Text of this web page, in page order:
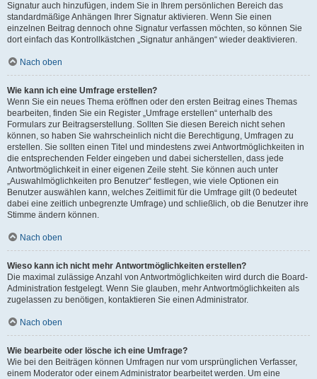
Signatur auch hinzufügen, indem Sie in Ihrem persönlichen Bereich das
standardmäßige Anhängen Ihrer Signatur aktivieren. Wenn Sie einen
einzelnen Beitrag dennoch ohne Signatur verfassen möchten, so können Sie
dort einfach das Kontrollkästchen „Signatur anhängen“ wieder deaktivieren.
Nach oben
Wie kann ich eine Umfrage erstellen?
Wenn Sie ein neues Thema eröffnen oder den ersten Beitrag eines Themas
bearbeiten, finden Sie ein Register „Umfrage erstellen“ unterhalb des
Formulars zur Beitragserstellung. Sollten Sie diesen Bereich nicht sehen
können, so haben Sie wahrscheinlich nicht die Berechtigung, Umfragen zu
erstellen. Sie sollten einen Titel und mindestens zwei Antwortmöglichkeiten in
die entsprechenden Felder eingeben und dabei sicherstellen, dass jede
Antwortmöglichkeit in einer eigenen Zeile steht. Sie können auch unter
„Auswahlmöglichkeiten pro Benutzer“ festlegen, wie viele Optionen ein
Benutzer auswählen kann, welches Zeitlimit für die Umfrage gilt (0 bedeutet
dabei eine zeitlich unbegrenzte Umfrage) und schließlich, ob die Benutzer ihre
Stimme ändern können.
Nach oben
Wieso kann ich nicht mehr Antwortmöglichkeiten erstellen?
Die maximal zulässige Anzahl von Antwortmöglichkeiten wird durch die Board-
Administration festgelegt. Wenn Sie glauben, mehr Antwortmöglichkeiten als
zugelassen zu benötigen, kontaktieren Sie einen Administrator.
Nach oben
Wie bearbeite oder lösche ich eine Umfrage?
Wie bei den Beiträgen können Umfragen nur vom ursprünglichen Verfasser,
einem Moderator oder einem Administrator bearbeitet werden. Um eine